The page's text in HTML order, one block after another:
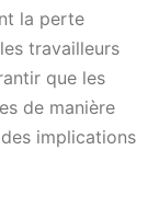
la perte
travailleurs
que les
de manière
implications